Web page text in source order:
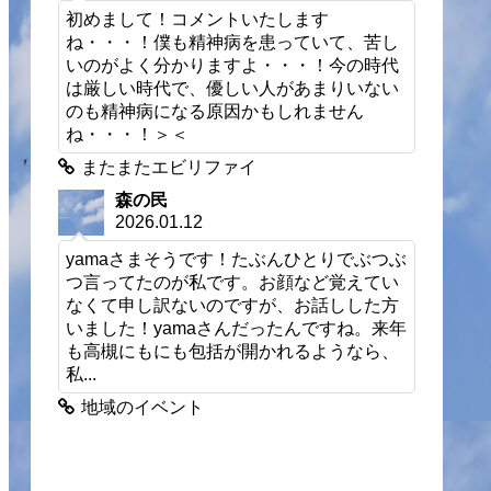
初めまして！コメントいたします
ね・・・！僕も精神病を患っていて、苦し
いのがよく分かりますよ・・・！今の時代
は厳しい時代で、優しい人があまりいない
のも精神病になる原因かもしれません
ね・・・！＞＜
またまたエビリファイ
森の民
2026.01.12
yamaさまそうです！たぶんひとりでぶつぶ
つ言ってたのが私です。お顔など覚えてい
なくて申し訳ないのですが、お話しした方
いました！yamaさんだったんですね。来年
も高槻にもにも包括が開かれるようなら、
私...
地域のイベント